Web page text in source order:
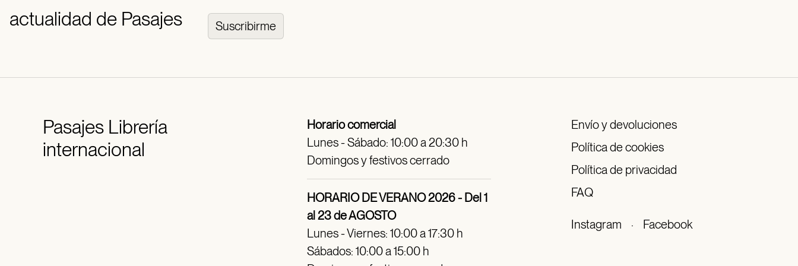
actualidad de Pasajes
Suscribirme
PasajesLibrería
internacional
Horario comercial
Lunes - Sábado: 10:00 a 20:30 h
Domingos y festivos cerrado
HORARIO DE VERANO 2026 - Del 1
al 23 de AGOSTO
Lunes - Viernes: 10:00 a 17:30 h
Sábados: 10:00 a 15:00 h
Envío y devoluciones
Política de cookies
Política de privacidad
FAQ
Instagram · Facebook